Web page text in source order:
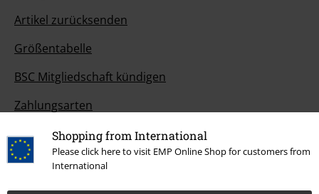
Shopping from International
Please click here to visit EMP Online Shop for customers from
International
Artikel zurücksenden
Größentabelle
BSC Mitgliedschaft kündigen
Zahlungsarten
Angebote für dich